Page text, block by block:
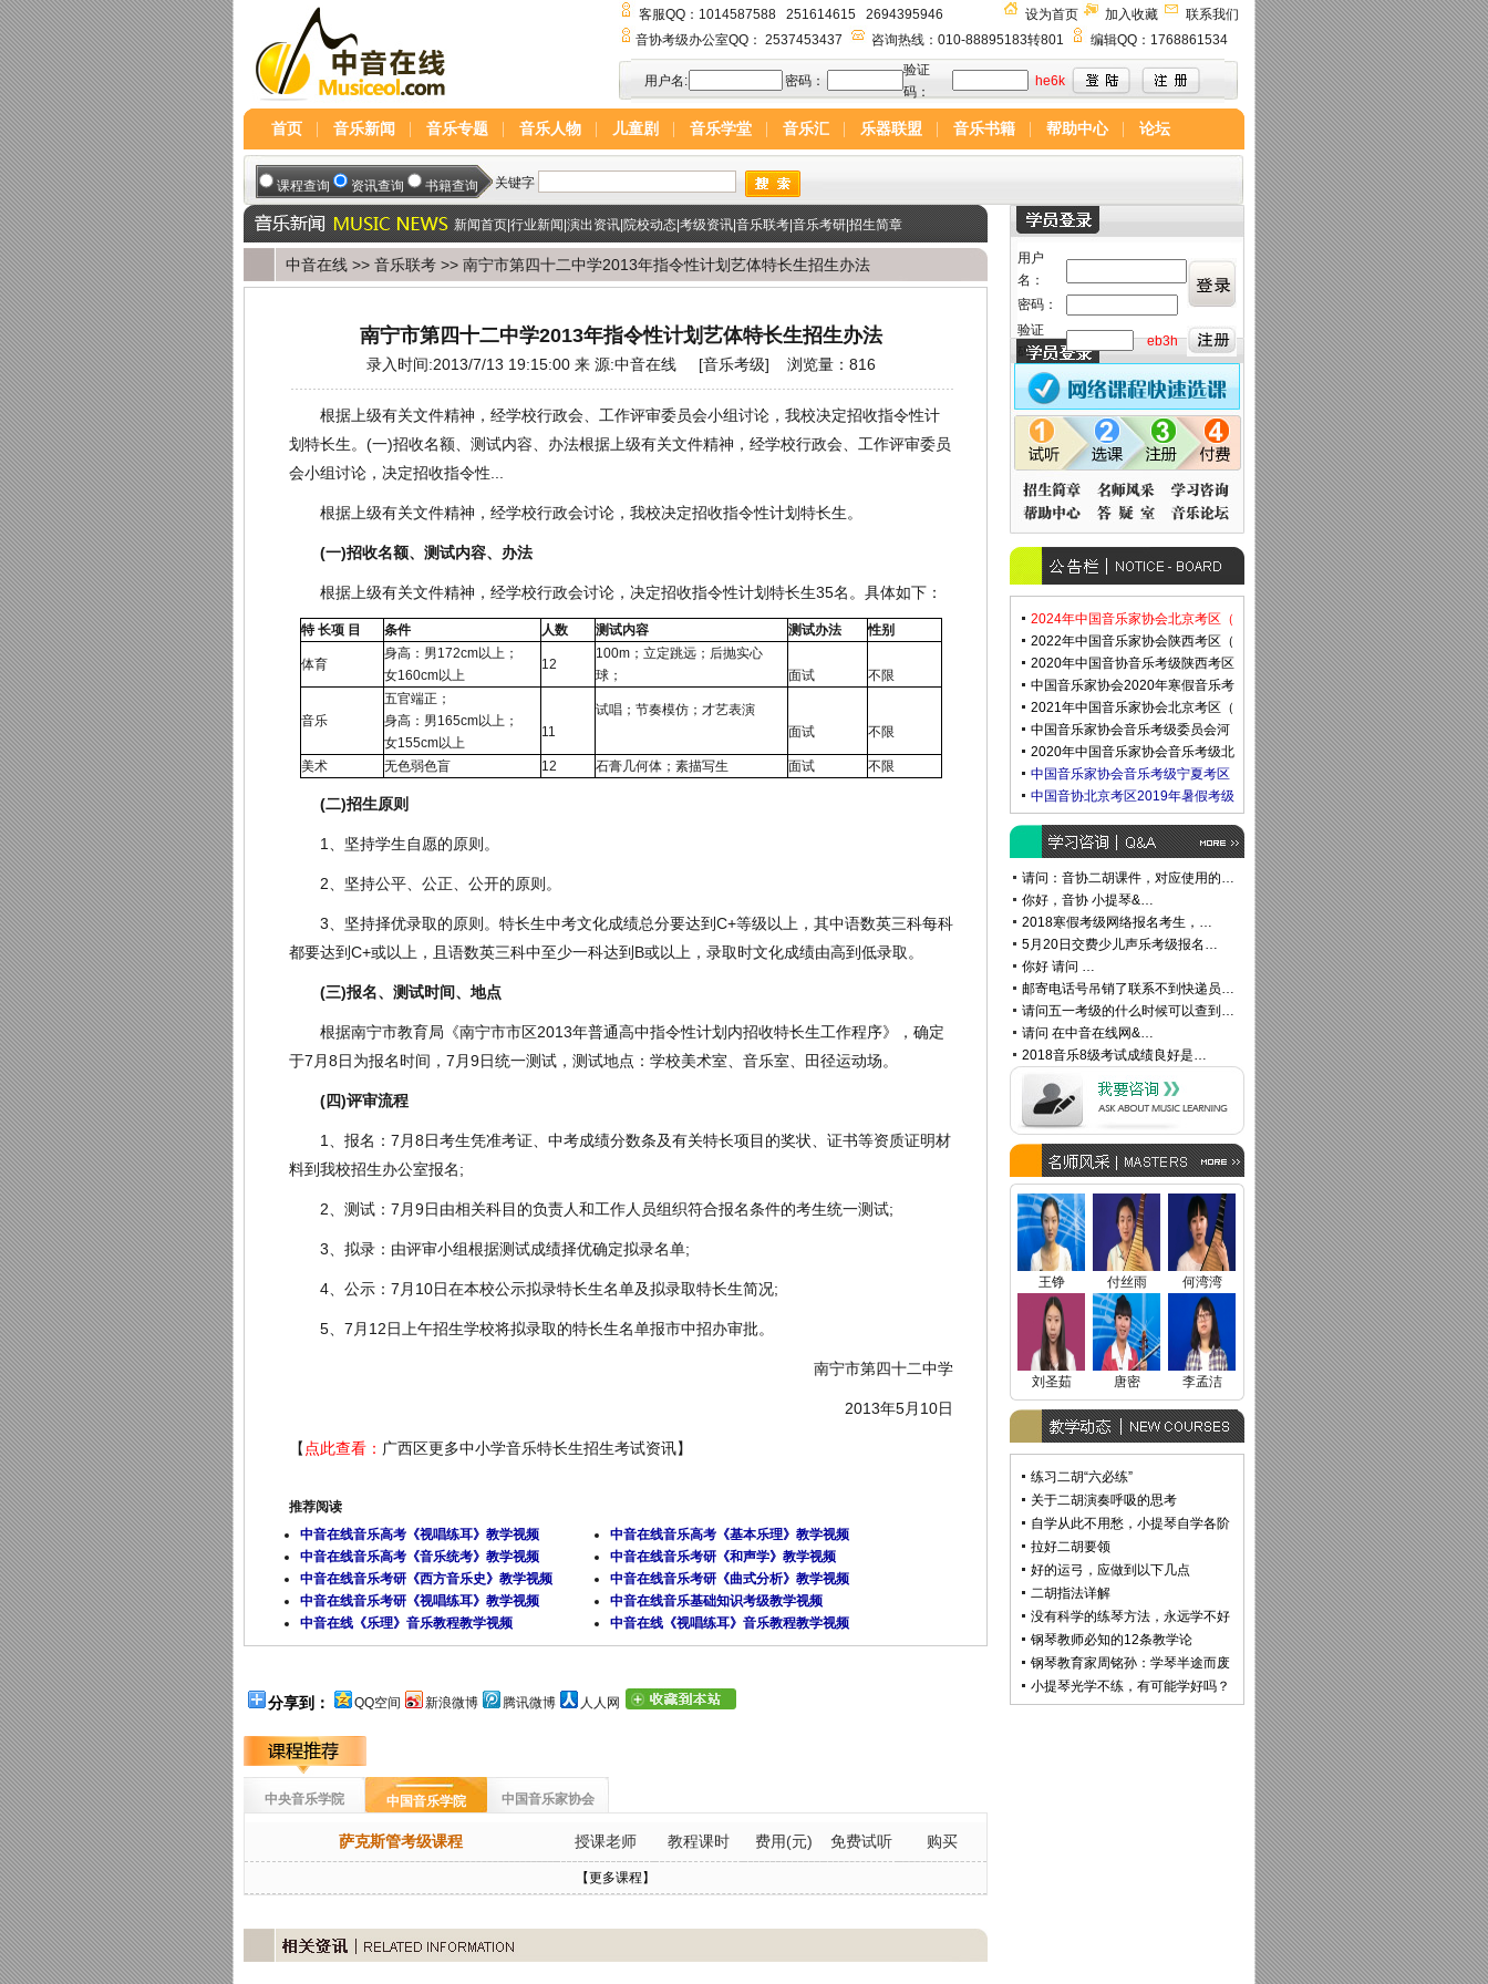
客服QQ： 1014587588 251614615 2694395946 设为首页 加入收藏
联系我们
音协考级办公室QQ： 2537453437 咨询热线：010-88895183转801 编辑QQ： 1768861534
用户名: 密码：
验证
码：
he6k
首页 音乐新闻 音乐专题 音乐人物 儿童剧 音乐学堂 音乐汇 乐器联盟 音乐书籍 帮助中心 论坛
新闻首页|行业新闻|演出资讯|院校动态|考级资讯|音乐联考|音乐考研|招生简章
中音在线 >> 音乐联考 >> 南宁市第四十二中学2013年指令性计划艺体特长生招生办法
南宁市第四十二中学2013年指令性计划艺体特长生招生办法
录入时间:2013/7/13 19:15:00 来 源:中音在线 [音乐考级] 浏览量：816
根据上级有关文件精神，经学校行政会、工作评审委员会小组讨论，我校决定招收指令性计
划特长生。(一)招收名额、测试内容、办法根据上级有关文件精神，经学校行政会、工作评审委员
会小组讨论，决定招收指令性...
根据上级有关文件精神，经学校行政会讨论，我校决定招收指令性计划特长生。
(一)招收名额、测试内容、办法
根据上级有关文件精神，经学校行政会讨论，决定招收指令性计划特长生35名。具体如下：
特 长项 目 条件 人数 测试内容 测试办法 性别
体育
身高：男172cm以上；
女160cm以上
12
100m；立定跳远；后抛实心
球；
面试 不限
音乐
五官端正；
身高：男165cm以上；
女155cm以上
11
试唱；节奏模仿；才艺表演
面试
不限
美术 无色弱色盲 12 石膏几何体；素描写生 面试 不限
(二)招生原则
1、坚持学生自愿的原则。
2、坚持公平、公正、公开的原则。
3、坚持择优录取的原则。特长生中考文化成绩总分要达到C+等级以上，其中语数英三科每科
都要达到C+或以上，且语数英三科中至少一科达到B或以上，录取时文化成绩由高到低录取。
(三)报名、测试时间、地点
根据南宁市教育局《南宁市市区2013年普通高中指令性计划内招收特长生工作程序》，确定
于7月8日为报名时间，7月9日统一测试，测试地点：学校美术室、音乐室、田径运动场。
(四)评审流程
1、报名：7月8日考生凭准考证、中考成绩分数条及有关特长项目的奖状、证书等资质证明材
料到我校招生办公室报名;
2、测试：7月9日由相关科目的负责人和工作人员组织符合报名条件的考生统一测试;
3、拟录：由评审小组根据测试成绩择优确定拟录名单;
4、公示：7月10日在本校公示拟录特长生名单及拟录取特长生简况;
5、7月12日上午招生学校将拟录取的特长生名单报市中招办审批。
南宁市第四十二中学
2013年5月10日
【 点此查看： 广西区更多中小学音乐特长生招生考试资讯】
推荐阅读
中音在线音乐高考《视唱练耳》教学视频
中音在线音乐高考《基本乐理》教学视频
中音在线音乐高考《音乐统考》教学视频
中音在线音乐考研《和声学》教学视频
中音在线音乐考研《西方音乐史》教学视频
中音在线音乐考研《曲式分析》教学视频
中音在线音乐考研《视唱练耳》教学视频
中音在线音乐基础知识考级教学视频
中音在线《乐理》音乐教程教学视频
中音在线《视唱练耳》音乐教程教学视频
分享到： QQ空间 新浪微博 腾讯微博 人人网
中央音乐学院 中国音乐学院 中国音乐家协会
萨克斯管考级课程 授课老师 教程课时 费用(元) 免费试听 购买
【更多课程】
用户
名：
密码：
验证
码：
eb3h
2024年中国音乐家协会北京考区（
2022年中国音乐家协会陕西考区（
2020年中国音协音乐考级陕西考区
中国音乐家协会2020年寒假音乐考
2021年中国音乐家协会北京考区（
中国音乐家协会音乐考级委员会河
2020年中国音乐家协会音乐考级北
中国音乐家协会音乐考级宁夏考区
中国音协北京考区2019年暑假考级
请问：音协二胡课件，对应使用的…
你好，音协 小提琴&…
2018寒假考级网络报名考生，…
5月20日交费少儿声乐考级报名…
你好 请问 …
邮寄电话号吊销了联系不到快递员…
请问五一考级的什么时候可以查到…
请问 在中音在线网&…
2018音乐8级考试成绩良好是…
王铮 付丝雨 何湾湾
刘圣茹 唐密 李孟洁
练习二胡“六必练”
关于二胡演奏呼吸的思考
自学从此不用愁，小提琴自学各阶
拉好二胡要领
好的运弓，应做到以下几点
二胡指法详解
没有科学的练琴方法，永远学不好
钢琴教师必知的12条教学论
钢琴教育家周铭孙：学琴半途而废
小提琴光学不练，有可能学好吗？